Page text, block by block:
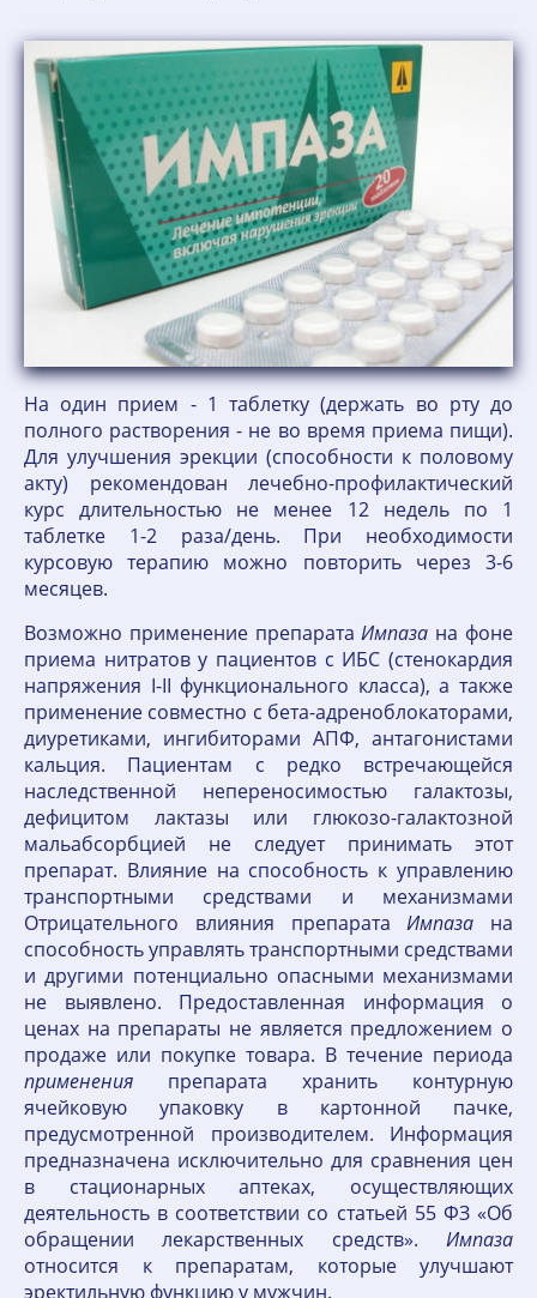
На один прием - 1 таблетку (держать во рту до
полного растворения - не во время приема пищи).
Для улучшения эрекции (способности к половому
акту) рекомендован лечебно-профилактический
курс длительностью не менее 12 недель по 1
таблетке 1-2 раза/день. При необходимости
курсовую терапию можно повторить через 3-6
месяцев.
Возможно применение препаратаИмпаза на фоне
приема нитратов у пациентов с ИБС (стенокардия
напряжения I-II функционального класса), а также
применение совместно с бета-адреноблокаторами,
диуретиками, ингибиторами АПФ, антагонистами
кальция. Пациентам с редко встречающейся
наследственной непереносимостью галактозы,
дефицитом лактазы или глюкозо-галактозной
мальабсорбцией не следует принимать этот
препарат. Влияние на способность к управлению
транспортными средствами и механизмами
Отрицательного влияния препаратаИмпаза на
способность управлять транспортными средствами
и другими потенциально опасными механизмами
не выявлено. Предоставленная информация о
ценах на препараты не является предложением о
продаже или покупке товара. В течение периода
применения препарата хранить контурную
ячейковую упаковку в картонной пачке,
предусмотренной производителем. Информация
предназначена исключительно для сравнения цен
в стационарных аптеках, осуществляющих
деятельность в соответствии со статьей 55 ФЗ «Об
обращении лекарственных средств». Импаза
относится к препаратам, которые улучшают
эректильную функцию у мужчин.